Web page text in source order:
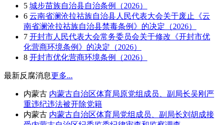
5 城步苗族自治县自治条例（2026）
6 云南省澜沧拉祜族自治县人民代表大会关于废止《云
南省澜沧拉祜族自治县禁毒条例》的决定（2026）
7 开封市人民代表大会常务委员会关于修改《开封市优
化营商环境条例》的决定（2026）
8 开封市优化营商环境条例（2026）
最新反腐消息更多...
内蒙古 内蒙古自治区体育局原党组成员、副局长吴刚严
重违纪违法被开除党籍
内蒙古 内蒙古自治区体育局党组成员、副局长刘胡成接